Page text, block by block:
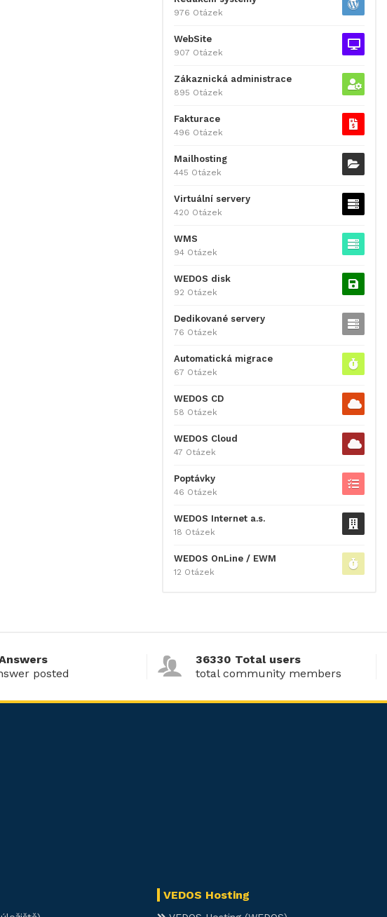
976 Otázek
WebSite
907 Otázek
Zákaznická administrace
895 Otázek
Fakturace
496 Otázek
Mailhosting
445 Otázek
Virtuální servery
420 Otázek
WMS
94 Otázek
WEDOS disk
92 Otázek
Dedikované servery
76 Otázek
Automatická migrace
67 Otázek
WEDOS CD
58 Otázek
WEDOS Cloud
47 Otázek
Poptávky
46 Otázek
WEDOS Internet a.s.
18 Otázek
WEDOS OnLine / EWM
12 Otázek
posted
36330 Total users
total community members
VEDOS Hosting